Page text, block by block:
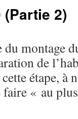
(Partie 2)
du montage
de
étape, à
faire « au